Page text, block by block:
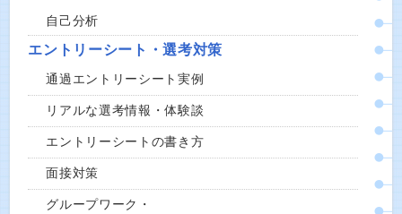
自己分析
エントリーシート・選考対策
通過エントリーシート実例
リアルな選考情報・体験談
エントリーシートの書き方
面接対策
グループワーク・